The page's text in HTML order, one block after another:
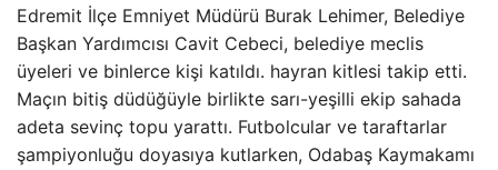
Edremit İlçe Emniyet Müdürü Burak Lehimer, Belediye
Başkan Yardımcısı Cavit Cebeci, belediye meclis
üyeleri ve binlerce kişi katıldı. hayran kitlesi takip etti.
Maçın bitiş düdüğüyle birlikte sarı-yeşilli ekip sahada
adeta sevinç topu yarattı. Futbolcular ve taraftarlar
şampiyonluğu doyasıya kutlarken, Odabaş Kaymakamı